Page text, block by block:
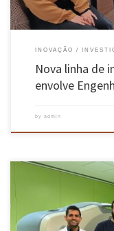
INOVAÇÃO
Nova linha de
envolve
by admin